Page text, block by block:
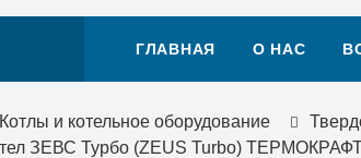
ГЛАВНАЯ О НАС
Котлы и котельное оборудование
ЗЕВС Турбо (ZEUS Turbo)